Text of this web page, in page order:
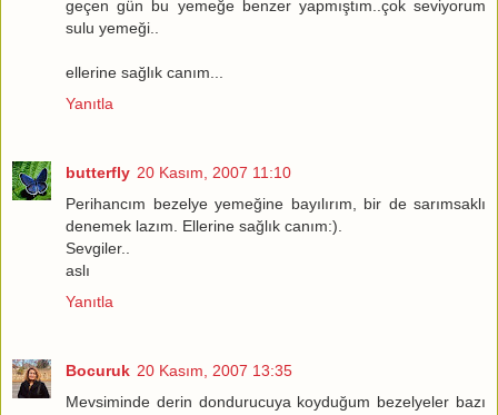
geçen gün bu yemeğe benzer yapmıştım..çok seviyorum
sulu yemeği..
ellerine sağlık canım...
Yanıtla
butterfly 20 Kasım, 2007 11:10
Perihancım bezelye yemeğine bayılırım, bir de sarımsaklı
denemek lazım. Ellerine sağlık canım:).
Sevgiler..
aslı
Yanıtla
Bocuruk 20 Kasım, 2007 13:35
Mevsiminde derin dondurucuya koyduğum bezelyeler bazı